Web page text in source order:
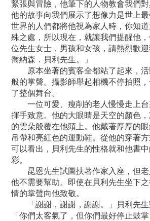
緊張與冒險，他筆下的人物教會我們對
他的故事向我們展示了想像力是世上
世界的人們都將他視為家人時，你知
殊之處，所以現在，就讓我們提醒他
位先生女士，男孩和女孩，請熱烈歡迎
喬納森．貝利先生。」
原本坐著的賓客全都站了起來，活
般的掌聲。攝影師舉起相機不停拍照
了整個舞台。
一位可愛、瘦削的老人慢慢走上台
揮手致意。他的大眼睛是天空的顏色
的雲朵般覆在他頭上。他戴著厚厚的
吊帶和亮紅色的運動鞋。從他的穿著
可以看出，貝利先生的性格就和他書
彩。
昆恩先生試圖扶著作家入座，但老
他不需要幫助。即使在貝利先生坐下
情的掌聲向他致敬。
「謝謝，謝謝，謝謝。」貝利先生
「你們太客氣了，但你們最好停止鼓